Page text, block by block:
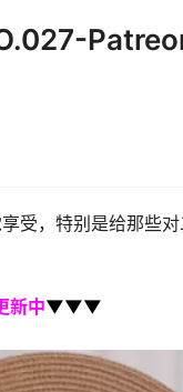
受，特别是给那些
新中▼▼▼